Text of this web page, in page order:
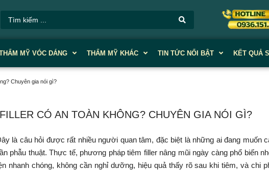
MỸ VÓC DÁNG THẨM MỸ KHÁC TIN TỨC NỔI BẬT KẾT QUẢ
Chuyên gia nói gì?
CÓ AN TOÀN KHÔNG? CHUYÊN GIA NÓI GÌ?
là câu hỏi được rất nhiều người quan tâm, đặc biệt là những ai đang muốn
phẫu thuật. Thực tế, phương pháp tiêm filler nâng mũi ngày càng phổ biến
nhanh chóng, không cần nghỉ dưỡng, hiệu quả thấy rõ sau khi tiêm, và chi